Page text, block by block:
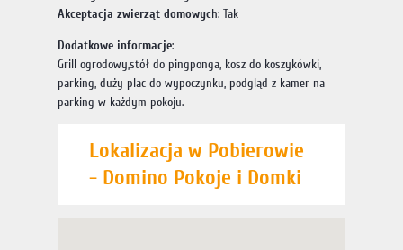
Akceptacja zwierząt domowych: Tak
Dodatkowe informacje:
Grill ogrodowy,stół do pingponga, kosz do koszykówki,
parking, duży plac do wypoczynku, podgląd z kamer na
parking w każdym pokoju.
Lokalizacja w Pobierowie
- Domino Pokoje i Domki